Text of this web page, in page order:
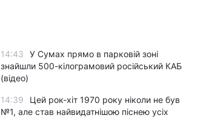
14:43
У Сумах прямо в парковій зоні
знайшли 500-кілограмовий російський КАБ
(відео)
14:39
Цей рок-хіт 1970 року ніколи не був
№1, але став найвидатнішою піснею усіх